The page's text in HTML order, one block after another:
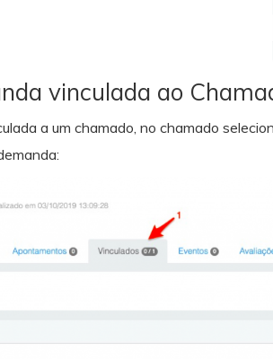
vinculada ao
a um chamado, no chamado